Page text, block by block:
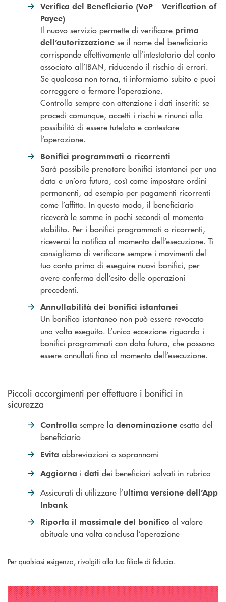
Verifica del Beneficiario (VoP – Verification of
Payee)
Il nuovo servizio permette di verificare prima
dell’autorizzazione se il nome del beneficiario
corrisponde effettivamente all’intestatario del conto
associato all’IBAN, riducendo il rischio di errori.
Se qualcosa non torna, ti informiamo subito e puoi
correggere o fermare l’operazione.
Controlla sempre con attenzione i dati inseriti: se
procedi comunque, accetti i rischi e rinunci alla
possibilità di essere tutelato e contestare
l’operazione.
Bonifici programmati o ricorrenti
Sarà possibile prenotare bonifici istantanei per una
data e un’ora futura, così come impostare ordini
permanenti, ad esempio per pagamenti ricorrenti
come l’affitto. In questo modo, il beneficiario
riceverà le somme in pochi secondi al momento
stabilito. Per i bonifici programmati o ricorrenti,
riceverai la notifica al momento dell’esecuzione. Ti
consigliamo di verificare sempre i movimenti del
tuo conto prima di eseguire nuovi bonifici, per
avere conferma dell’esito delle operazioni
precedenti.
Annullabilità dei bonifici istantanei
Un bonifico istantaneo non può essere revocato
una volta eseguito. L’unica eccezione riguarda i
bonifici programmati con data futura, che possono
essere annullati fino al momento dell’esecuzione.
Piccoli accorgimenti per effettuare i bonifici in
sicurezza
Controlla sempre la denominazione esatta del
beneficiario
Evita abbreviazioni o soprannomi
Aggiorna i dati dei beneficiari salvati in rubrica
Assicurati di utilizzare l’ultima versione dell’App
Inbank
Riporta il massimale del bonifico al valore
abituale una volta conclusa l’operazione
Per qualsiasi esigenza, rivolgiti alla tua filiale di fiducia.
Scopri come